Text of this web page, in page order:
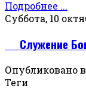
Подробнее ...
Суббота, 10
Служение
Опубликовано в
Теги